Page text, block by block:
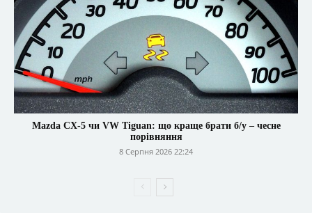
Mazda CX-5 чи VW Tiguan: що краще брати б/у – чесне
порівняння
8 Серпня 2026 22:24